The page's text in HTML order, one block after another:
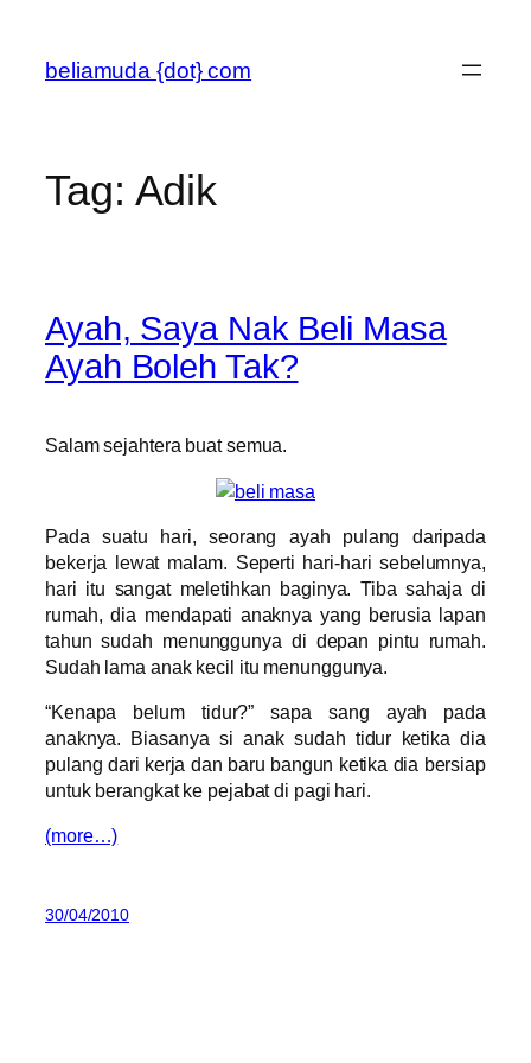
content
beliamuda {dot} com
Tag: Adik
Ayah, Saya Nak Beli Masa
Ayah Boleh Tak?
Salam sejahtera buat semua.
Pada suatu hari, seorang ayah pulang daripada
bekerja lewat malam. Seperti hari-hari sebelumnya,
hari itu sangat meletihkan baginya. Tiba sahaja di
rumah, dia mendapati anaknya yang berusia lapan
tahun sudah menunggunya di depan pintu rumah.
Sudah lama anak kecil itu menunggunya.
“Kenapa belum tidur?” sapa sang ayah pada
anaknya. Biasanya si anak sudah tidur ketika dia
pulang dari kerja dan baru bangun ketika dia bersiap
untuk berangkat ke pejabat di pagi hari.
(more…)
30/04/2010